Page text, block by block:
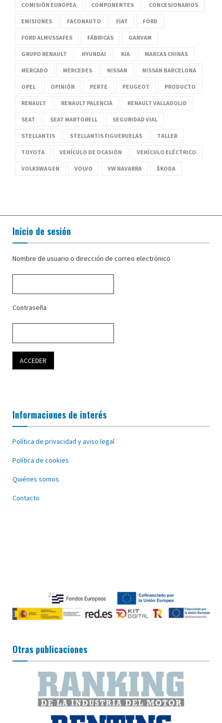
COMISIÓN EUROPEA COMPONENTES CONCESIONARIOS
EMISIONES FACONAUTO FIAT FORD
FORD ALMUSSAFES FÁBRICAS GANVAM
GRUPO RENAULT HYUNDAI KIA MARCAS CHINAS
MERCADO MERCEDES NISSAN NISSAN BARCELONA
OPEL OPINIÓN PERTE PEUGEOT PRODUCTO
RENAULT RENAULT PALENCIA RENAULT VALLADOLID
SEAT SEAT MARTORELL SEGURIDAD VIAL
STELLANTIS STELLANTIS FIGUERUELAS TALLER
TOYOTA VEHÍCULO DE OCASIÓN VEHÍCULO ELÉCTRICO
VOLKSWAGEN VOLVO VW NAVARRA ŠKODA
Inicio de sesión
Nombre de usuario o dirección de correo electrónico
Contraseña
Informaciones de interés
Política de privacidad y aviso legal
Política de cookies
Quiénes somos
Contacto
Otras publicaciones